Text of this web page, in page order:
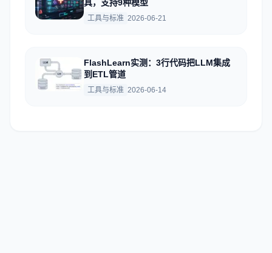
具，支持9种模型
工具与标准 2026-06-21
FlashLearn实测：3行代码把LLM集成
到ETL管道
工具与标准 2026-06-14